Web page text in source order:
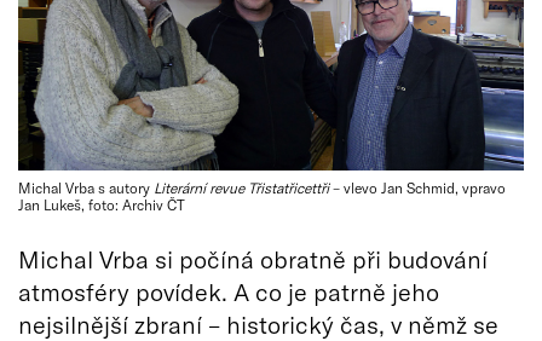
Michal Vrba s autory Literární revue Třistatřicettři– vlevo Jan Schmid, vpravo
Jan Lukeš, foto: Archiv ČT
Michal Vrba si počíná obratně při budování
atmosféry povídek. A co je patrně jeho
nejsilnější zbraní – historický čas, v němž se